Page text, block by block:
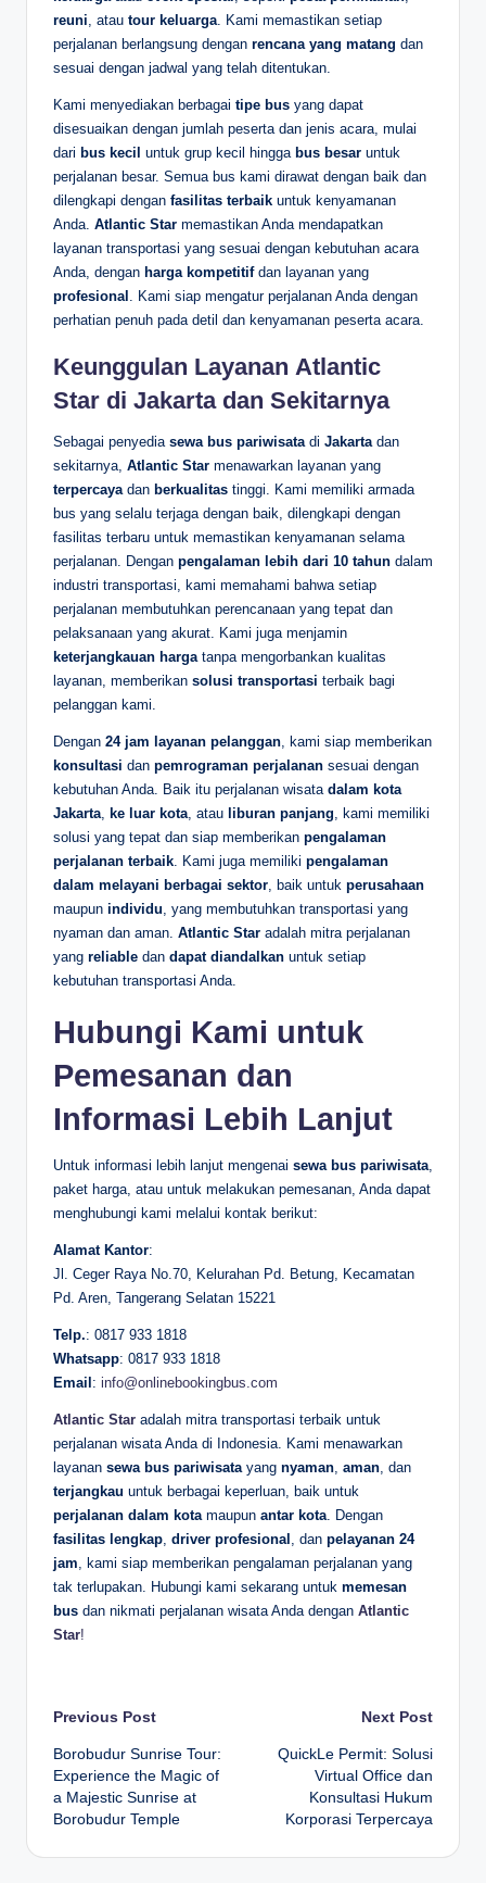
reuni, atau tour keluarga. Kami memastikan setiap
perjalanan berlangsung dengan rencana yang matang dan
sesuai dengan jadwal yang telah ditentukan.
Kami menyediakan berbagai tipe bus yang dapat
disesuaikan dengan jumlah peserta dan jenis acara, mulai
dari bus kecil untuk grup kecil hingga bus besar untuk
perjalanan besar. Semua bus kami dirawat dengan baik dan
dilengkapi dengan fasilitas terbaik untuk kenyamanan
Anda. Atlantic Star memastikan Anda mendapatkan
layanan transportasi yang sesuai dengan kebutuhan acara
Anda, dengan harga kompetitifdan layanan yang
profesional . Kami siap mengatur perjalanan Anda dengan
perhatian penuh pada detil dan kenyamanan peserta acara.
Keunggulan Layanan Atlantic
Star di Jakarta dan Sekitarnya
Sebagai penyedia sewa bus pariwisatadi Jakartadan
sekitarnya, Atlantic Star menawarkan layanan yang
terpercayadan berkualitas tinggi. Kami memiliki armada
bus yang selalu terjaga dengan baik, dilengkapi dengan
fasilitas terbaru untuk memastikan kenyamanan selama
perjalanan. Dengan pengalaman lebih dari 10 tahun dalam
industri transportasi, kami memahami bahwa setiap
perjalanan membutuhkan perencanaan yang tepat dan
pelaksanaan yang akurat. Kami juga menjamin
keterjangkauan hargatanpa mengorbankan kualitas
layanan, memberikan solusi transportasi terbaik bagi
pelanggan kami.
Dengan 24 jam layanan pelanggan, kami siap memberikan
konsultasi dan pemrograman perjalanan sesuai dengan
kebutuhan Anda. Baik itu perjalanan wisata dalam kota
Jakarta, ke luar kota, atau liburan panjang, kami memiliki
solusi yang tepat dan siap memberikan pengalaman
perjalanan terbaik. Kami juga memiliki pengalaman
dalam melayani berbagai sektor, baik untuk perusahaan
maupun individu, yang membutuhkan transportasi yang
nyaman dan aman. Atlantic Star adalah mitra perjalanan
yang reliable dan dapat diandalkan untuk setiap
kebutuhan transportasi Anda.
Hubungi Kami untuk
Pemesanan dan
Informasi Lebih Lanjut
Untuk informasi lebih lanjut mengenai sewa bus pariwisata,
paket harga, atau untuk melakukan pemesanan, Anda dapat
menghubungi kami melalui kontak berikut:
Alamat Kantor:
Jl. Ceger Raya No.70, Kelurahan Pd. Betung, Kecamatan
Pd. Aren, Tangerang Selatan 15221
Telp.: 0817 933 1818
Whatsapp: 0817 933 1818
Email : info@onlinebookingbus.com
Atlantic Star adalah mitra transportasi terbaik untuk
perjalanan wisata Anda di Indonesia. Kami menawarkan
layanan sewa bus pariwisatayang nyaman, aman, dan
terjangkau untuk berbagai keperluan, baik untuk
perjalanan dalam kotamaupun antar kota. Dengan
fasilitas lengkap, driver profesional , dan pelayanan 24
jam, kami siap memberikan pengalaman perjalanan yang
tak terlupakan. Hubungi kami sekarang untuk memesan
bus dan nikmati perjalanan wisata Anda dengan Atlantic
Star!
Post
navigation
Previous Post
Borobudur Sunrise Tour:
Experience the Magic of
a Majestic Sunrise at
Borobudur Temple
Next Post
QuickLe Permit: Solusi
Virtual Office dan
Konsultasi Hukum
Korporasi Terpercaya